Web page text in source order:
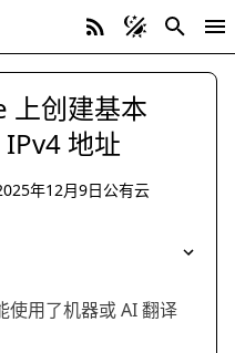
创建基本
IPv4 地址
年12月9日公有云
使用了机器或 AI 翻译